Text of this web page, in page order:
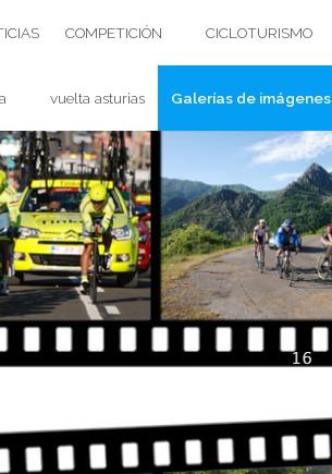
COMPETICIÓN CICLOTURISMO
vuelta asturias Galerías de imágenes